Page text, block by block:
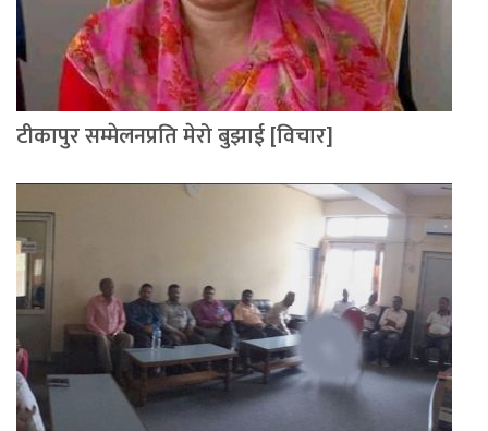
टीकापुर सम्मेलनप्रति मेरो बुझाई [विचार]